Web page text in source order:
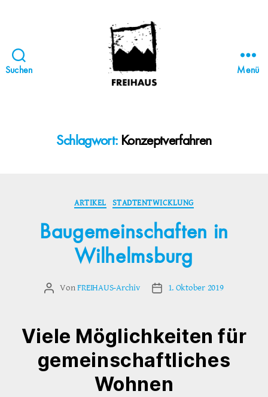
Suchen
STATTBAU
HAMBURG
Menü
Schlagwort: Konzeptverfahren
Kategorien
ARTIKEL STADTENTWICKLUNG
Baugemeinschaften in
Wilhelmsburg
Beitragsautor
VonFREIHAUS-Archiv Veröffentlichungsdatum
1. Oktober 2019
Viele Möglichkeiten für
gemeinschaftliches
Wohnen